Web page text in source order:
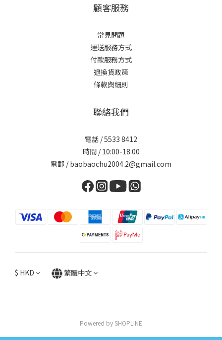
顧客服務
常見問題
運送服務方式
付款服務方式
退換貨政策
條款與細則
聯絡我們
電話 / 5533 8412
時間 / 10:00-18:00
電郵 / baobaochu2004.2@gmail.com
$ HKD 繁體中文
Powered by SHOPLINE